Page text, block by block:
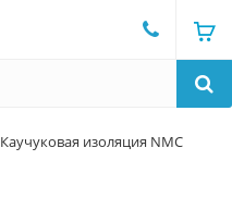
Каучуковая изоляция NMC